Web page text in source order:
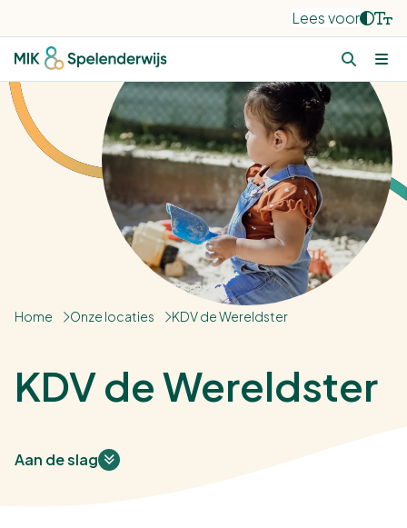
Lees voor
Home Onze locaties KDV de Wereldster
KDV de Wereldster
Aan de slag